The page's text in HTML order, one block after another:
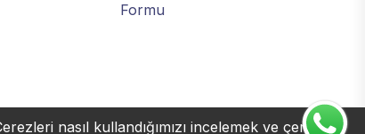
Formu
nasıl kullandığımızı incelemek ve çerezleri